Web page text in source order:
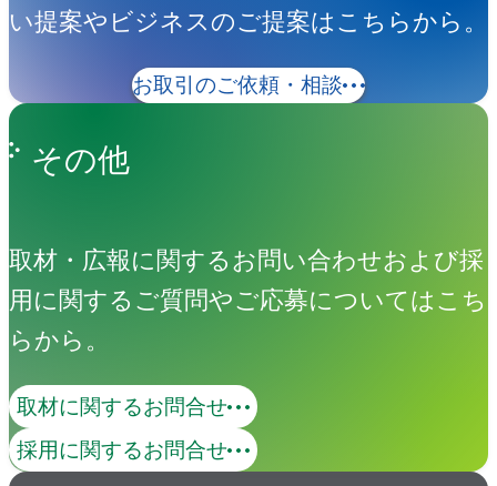
い提案やビジネスのご提案はこちらから。
お取引のご依頼・相談
その他
取材・広報に関するお問い合わせおよび採
用に関するご質問やご応募についてはこち
らから。
取材に関するお問合せ
採用に関するお問合せ